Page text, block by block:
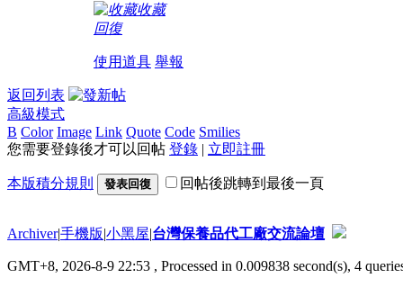
收藏
回復
使用道具 舉報
返回列表
高級模式
B Color Image Link Quote Code Smilies
您需要登錄後才可以回帖 登錄 | 立即註冊
本版積分規則 發表回復 回帖後跳轉到最後一頁
Archiver|手機版|小黑屋|台灣保養品代工廠交流論壇
GMT+8, 2026-8-9 22:53 , Processed in 0.009838 second(s), 4